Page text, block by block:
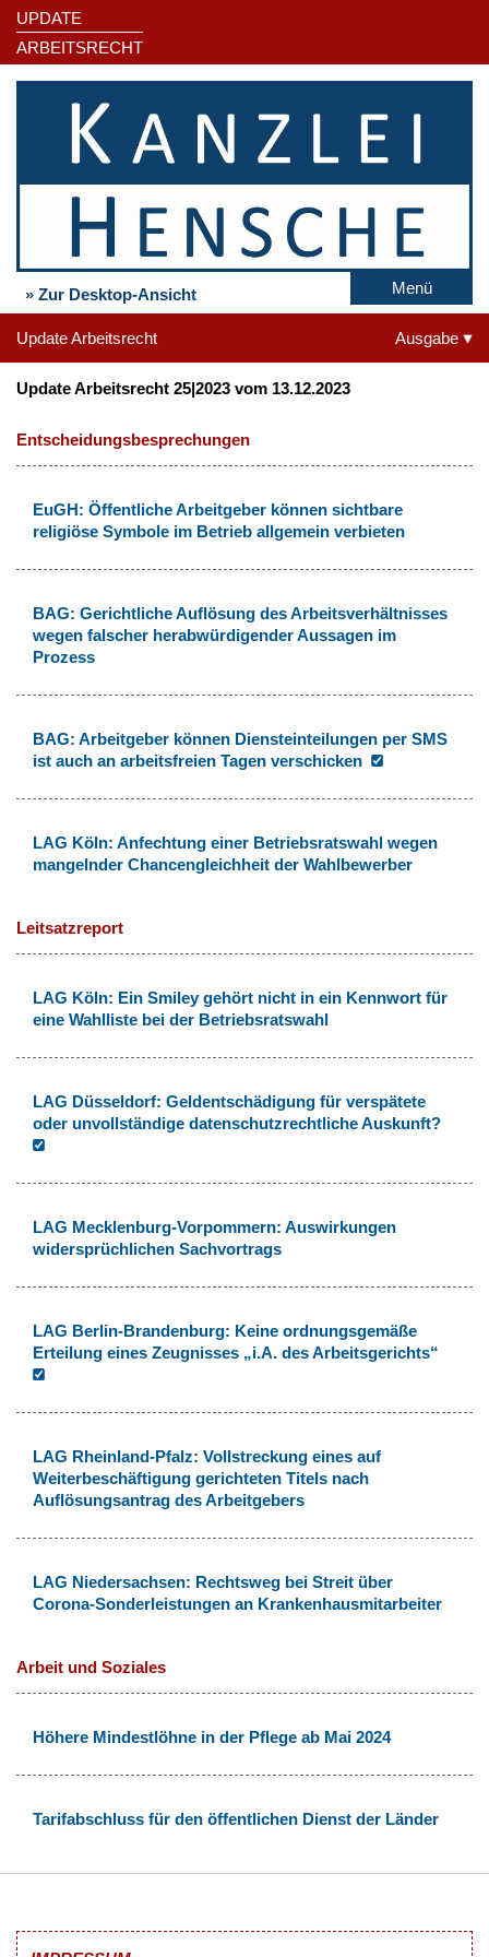
UPDATE
ARBEITSRECHT
» Zur Desktop-Ansicht Menü
Update Arbeitsrecht Ausgabe
Update Arbeitsrecht 25|2023 vom 13.12.2023
Entscheidungsbesprechungen
EuGH: Öffentliche Arbeitgeber können sichtbare
religiöse Symbole im Betrieb allgemein verbieten
BAG: Gerichtliche Auflösung des Arbeitsverhältnisses
wegen falscher herabwürdigender Aussagen im
Prozess
BAG: Arbeitgeber können Diensteinteilungen per SMS
ist auch an arbeitsfreien Tagen verschicken
LAG Köln: Anfechtung einer Betriebsratswahl wegen
mangelnder Chancengleichheit der Wahlbewerber
Leitsatzreport
LAG Köln: Ein Smiley gehört nicht in ein Kennwort für
eine Wahlliste bei der Betriebsratswahl
LAG Düsseldorf: Geldentschädigung für verspätete
oder unvollständige datenschutzrechtliche Auskunft?
LAG Mecklenburg-Vorpommern: Auswirkungen
widersprüchlichen Sachvortrags
LAG Berlin-Brandenburg: Keine ordnungsgemäße
Erteilung eines Zeugnisses „i.A. des Arbeitsgerichts“
LAG Rheinland-Pfalz: Vollstreckung eines auf
Weiterbeschäftigung gerichteten Titels nach
Auflösungsantrag des Arbeitgebers
LAG Niedersachsen: Rechtsweg bei Streit über
Corona-Sonderleistungen an Krankenhausmitarbeiter
Arbeit und Soziales
Höhere Mindestlöhne in der Pflege ab Mai 2024
Tarifabschluss für den öffentlichen Dienst der Länder